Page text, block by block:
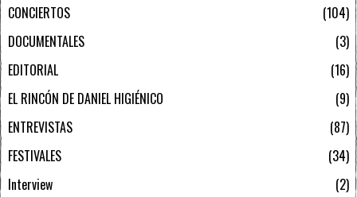
CONCIERTOS
104
DOCUMENTALES
3
EDITORIAL
16
EL RINCÓN DE DANIEL HIGIÉNICO
9
ENTREVISTAS
87
FESTIVALES
34
Interview
2